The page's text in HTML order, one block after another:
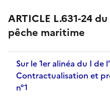
ARTICLE L.631-24
pêche maritime
Sur le 1er alinéa du I de
Contractualisation et
n°1